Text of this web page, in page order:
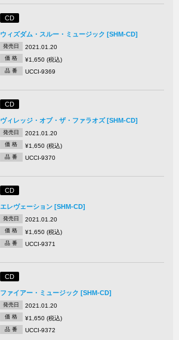
CD
ウィズダム・スルー・ミュージック [SHM-CD]
発売日 2021.01.20
価 格 ¥1,650 (税込)
品 番 UCCI-9369
CD
ヴィレッジ・オブ・ザ・ファラオズ [SHM-CD]
発売日 2021.01.20
価 格 ¥1,650 (税込)
品 番 UCCI-9370
CD
エレヴェーション [SHM-CD]
発売日 2021.01.20
価 格 ¥1,650 (税込)
品 番 UCCI-9371
CD
ファイアー・ミュージック [SHM-CD]
発売日 2021.01.20
価 格 ¥1,650 (税込)
品 番 UCCI-9372